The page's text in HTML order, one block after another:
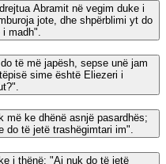
Abramit në vegim duke i
jote, dhe shpërblimi yt do
madh".
të më japësh, sepse unë jam
sime është Eliezeri i
më ke dhënë asnjë pasardhës;
do të jetë trashëgimtari im".
i thënë: "Ai nuk do të jetë